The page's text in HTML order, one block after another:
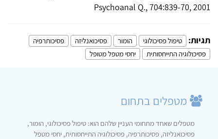
Psychoanal Q., 704:839-70, 2001
תגיות: טיפול פסיכולוגי הומור פסיכואנליזה
פסיכותרפיה
פסיכולוגיה התייחסותית
יחסי מטפל מטופל
מטפלים בתחום
מטפלים שאחד מתחומי העניין שלהם הוא: טיפול פסיכולוגי, הומור,
פסיכואנליזה, פסיכותרפיה, פסיכולוגיה התייחסותית, יחסי מטפל